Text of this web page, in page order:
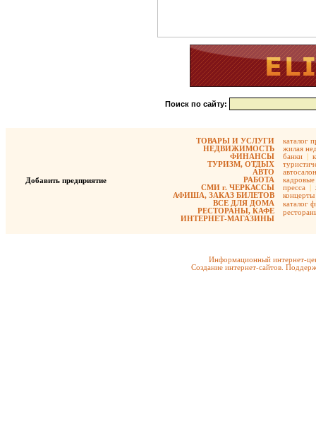
Поиск по сайту:
Добавить предприятие
ТОВАРЫ И УСЛУГИ
НЕДВИЖИМОСТЬ
ФИНАНСЫ
ТУРИЗМ, ОТДЫХ
АВТО
РАБОТА
СМИ г. ЧЕРКАССЫ
АФИША, ЗАКАЗ БИЛЕТОВ
ВСЕ ДЛЯ ДОМА
РЕСТОРАНЫ, КАФЕ
ИНТЕРНЕТ-МАГАЗИНЫ
каталог
жилая
банки |
кадровые
пресса |
концерты
каталог
Информационный интернет-
Создание интернет-сайтов.